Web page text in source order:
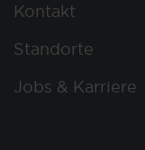
Kontakt
Standorte
Jobs & Karriere